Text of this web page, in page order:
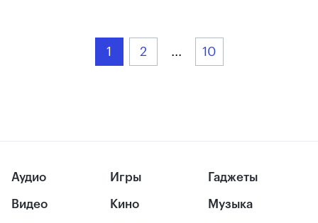
1 2 ... 10
Аудио
Видео
Игры
Кино
Гаджеты
Музыка